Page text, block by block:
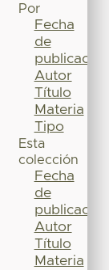
Por
Fecha
de
publicación
Autor
Título
Materia
Tipo
Esta
colección
Fecha
de
publicación
Autor
Título
Materia